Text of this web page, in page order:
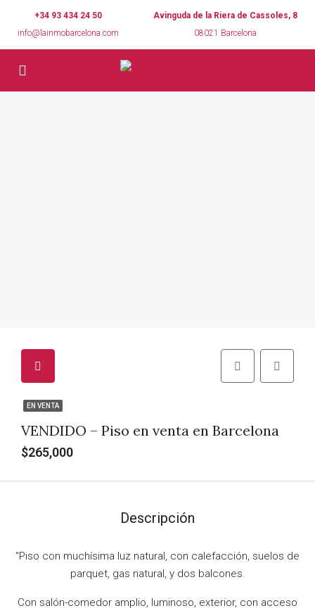
+34 93 434 24 50
info@lainmobarcelona.com
Avinguda de la Riera de Cassoles, 8
08021 Barcelona
EN VENTA
VENDIDO – Piso en venta en Barcelona
$265,000
Descripción
“Piso con muchísima luz natural, con calefacción, suelos de
parquet, gas natural, y dos balcones.
Con salón-comedor amplio, luminoso, exterior, con acceso